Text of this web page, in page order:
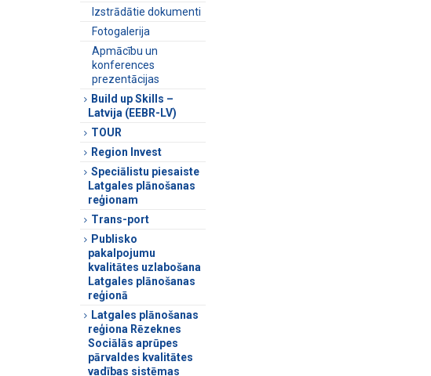
Izstrādātie dokumenti
Fotogalerija
Apmācību un
konferences
prezentācijas
Build up Skills –
Latvija (EEBR-LV)
TOUR
Region Invest
Speciālistu piesaiste
Latgales plānošanas
reģionam
Trans-port
Publisko
pakalpojumu
kvalitātes uzlabošana
Latgales plānošanas
reģionā
Latgales plānošanas
reģiona Rēzeknes
Sociālās aprūpes
pārvaldes kvalitātes
vadības sistēmas